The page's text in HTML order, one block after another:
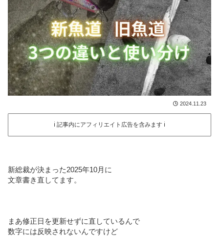
2024.11.23
ℹ️ 記事内にアフィリエイト広告を含みます ℹ️
新総裁が決まった2025年10月に
文章書き直してます。
まあ修正日を更新せずに直しているんで
数字には反映されないんですけど